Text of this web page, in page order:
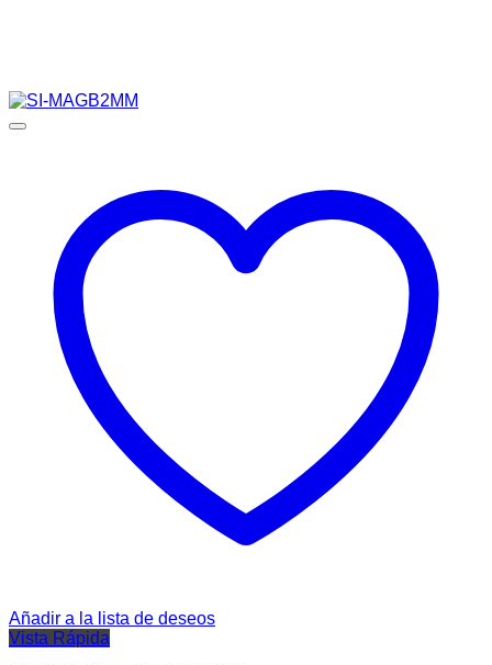
Añadir a la lista de deseos
Vista Rápida